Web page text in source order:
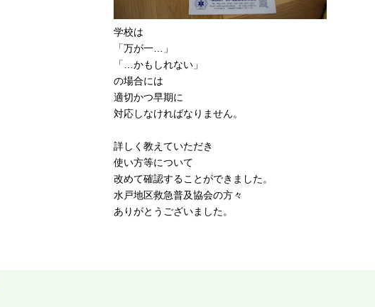
学校は
「万が一…」
「…かもしれない」
の場合には
適切かつ早期に
対応しなければなりません。
詳しく教えていただき
使い方等について
改めて確認することができました。
水戸地区救急普及協会の方々
ありがとうございました。